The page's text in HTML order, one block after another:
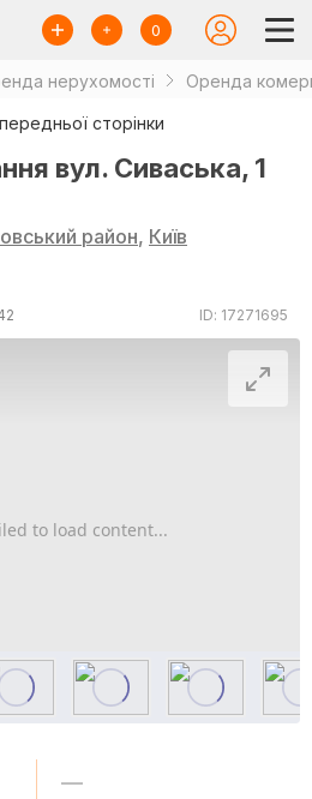
0
нерухомості Оренда
сторінки
вул. Сиваська, 1
район, Київ
ID: 17271695
to load content...
—